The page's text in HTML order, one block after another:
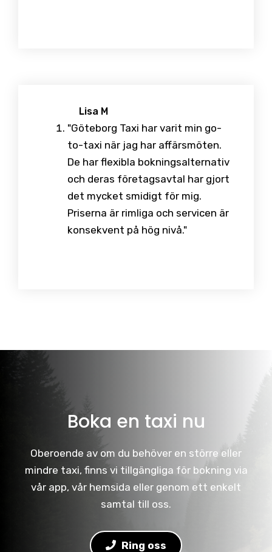
Lisa M
"Göteborg Taxi har varit min go-
to-taxi när jag har affärsmöten.
De har flexibla bokningsalternativ
och deras företagsavtal har gjort
det mycket smidigt för mig.
Priserna är rimliga och servicen är
konsekvent på hög nivå."
Boka en taxi nu
Oberoende av om du behöver en större eller
mindre taxi, finns vi tillgängliga för bokning via
vår app, vår hemsida eller genom ett enkelt
samtal till oss.
Ring oss